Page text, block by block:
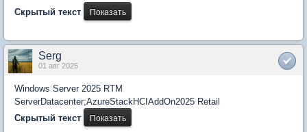
Скрытый текст
Serg
01 авг 2025
Windows Server 2025 RTM
ServerDatacenter;AzureStackHCIAddOn2025 Retail
Скрытый текст